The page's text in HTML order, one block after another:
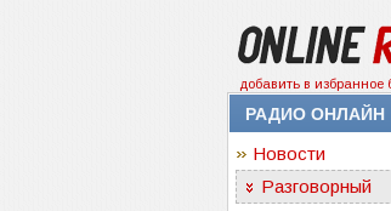
добавить в избранное
РАДИО ОНЛАЙН
Новости
Разговорный